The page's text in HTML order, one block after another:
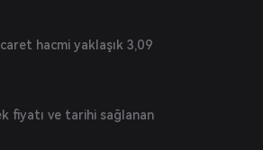
hacmi yaklaşık 3,09
fiyatı ve tarihi sağlanan